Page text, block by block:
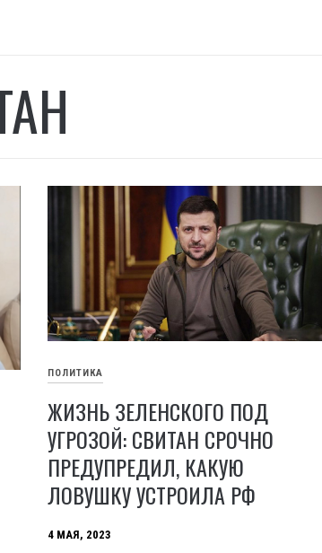
ПОЛИТИКА
ЖИЗНЬ ЗЕЛЕНСКОГО ПОД
УГРОЗОЙ: СВИТАН СРОЧНО
ПРЕДУПРЕДИЛ, КАКУЮ
ЛОВУШКУ УСТРОИЛА РФ
4 МАЯ, 2023